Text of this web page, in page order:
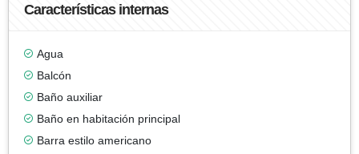
Características internas
Agua
Balcón
Baño auxiliar
Baño en habitación principal
Barra estilo americano